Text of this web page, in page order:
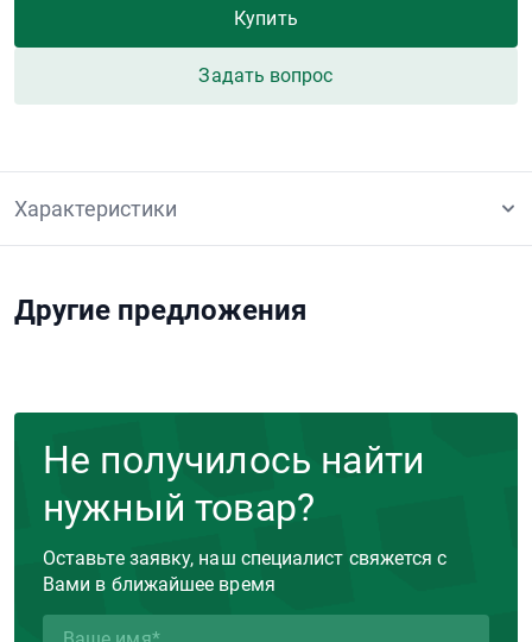
Купить
Задать вопрос
Характеристики
Другие предложения
Не получилось найти
нужный товар?
Оставьте заявку, наш специалист свяжется с
Вами в ближайшее время